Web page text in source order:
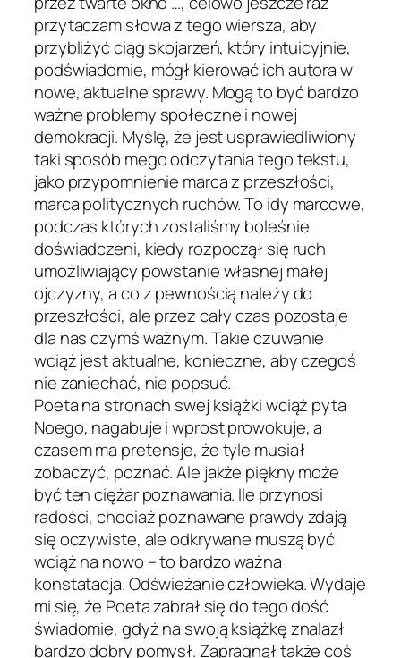
przytaczam słowa z tego wiersza, aby
przybliżyć ciąg skojarzeń, który intuicyjnie,
podświadomie, mógł kierować ich autora w
nowe, aktualne sprawy. Mogą to być bardzo
ważne problemy społeczne i nowej
demokracji. Myślę, że jest usprawiedliwiony
taki sposób mego odczytania tego tekstu,
jako przypomnienie marca z przeszłości,
marca politycznych ruchów. To idy marcowe,
podczas których zostaliśmy boleśnie
doświadczeni, kiedy rozpoczął się ruch
umożliwiający powstanie własnej małej
ojczyzny, a co z pewnością należy do
przeszłości, ale przez cały czas pozostaje
dla nas czymś ważnym. Takie czuwanie
wciąż jest aktualne, konieczne, aby czegoś
nie zaniechać, nie popsuć.
Poeta na stronach swej książki wciąż pyta
Noego, nagabuje i wprost prowokuje, a
czasem ma pretensje, że tyle musiał
zobaczyć, poznać. Ale jakże piękny może
być ten ciężar poznawania. Ile przynosi
radości, chociaż poznawane prawdy zdają
się oczywiste, ale odkrywane muszą być
wciąż na nowo – to bardzo ważna
konstatacja. Odświeżanie człowieka. Wydaje
mi się, że Poeta zabrał się do tego dość
świadomie, gdyż na swoją książkę znalazł
bardzo dobry pomysł. Zapragnął także coś